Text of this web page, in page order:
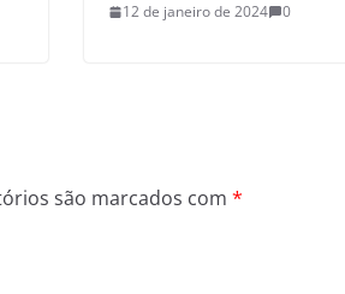
12 de janeiro de 2024 0
são marcados com *